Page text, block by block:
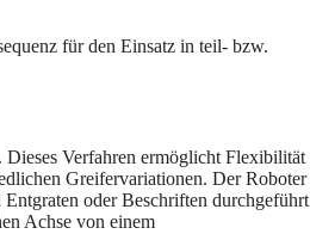
für den Einsatz in teil- bzw.
Verfahren ermöglicht Flexibilität
Greifervariationen. Der Roboter
oder Beschriften durchgeführt
Achse von einem